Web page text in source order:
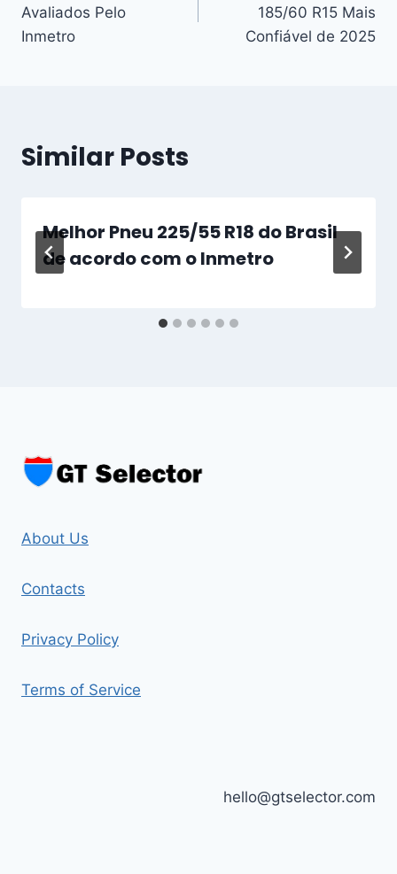
Avaliados Pelo
Inmetro
185/60 R15 Mais
Confiável de 2025
Similar Posts
Melhor Pneu 225/55 R18 do Brasil
de acordo com o Inmetro
About Us
Contacts
Privacy Policy
Terms of Service
hello@gtselector.com